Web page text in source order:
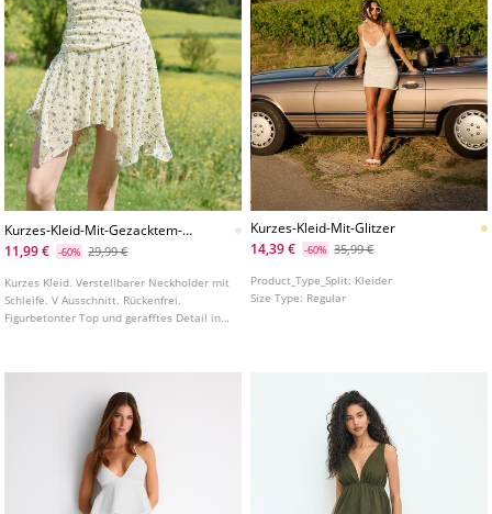
Kurzes-Kleid-Mit-Gezacktem-
Rock
11,99 € -60% 29,99 €
Kurzes Kleid. Verstellbarer Neckholder mit
Schleife. V Ausschnitt. Rückenfrei.
Figurbetonter Top und gerafftes Detail in
Kurzes-Kleid-Mit-Glitzer
14,39 €
-60% 35,99 €
Product_Type_Split: Kleider
Size Type: Regular